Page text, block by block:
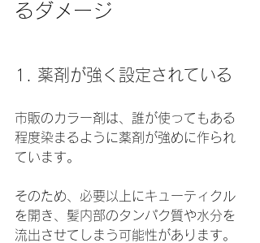
るダメージ
1. 薬剤が強く設定されている
市販のカラー剤は、誰が使ってもある
程度染まるように薬剤が強めに作られ
ています。
そのため、必要以上にキューティクル
を開き、髪内部のタンパク質や水分を
流出させてしまう可能性があります。